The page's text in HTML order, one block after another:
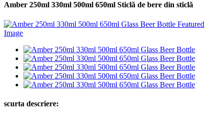
Amber 250ml 330ml 500ml 650ml Sticlă de bere din sticlă
scurta descriere: